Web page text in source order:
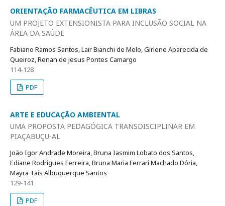
ORIENTAÇÃO FARMACÊUTICA EM LIBRAS
UM PROJETO EXTENSIONISTA PARA INCLUSÃO SOCIAL NA
ÁREA DA SAÚDE
Fabiano Ramos Santos, Lair Bianchi de Melo, Girlene Aparecida de
Queiroz, Renan de Jesus Pontes Camargo
114-128
PDF
ARTE E EDUCAÇÃO AMBIENTAL
UMA PROPOSTA PEDAGÓGICA TRANSDISCIPLINAR EM
PIAÇABUÇU-AL
João Igor Andrade Moreira, Bruna Iasmim Lobato dos Santos,
Ediane Rodrigues Ferreira, Bruna Maria Ferrari Machado Dória,
Mayra Taís Albuquerque Santos
129-141
PDF